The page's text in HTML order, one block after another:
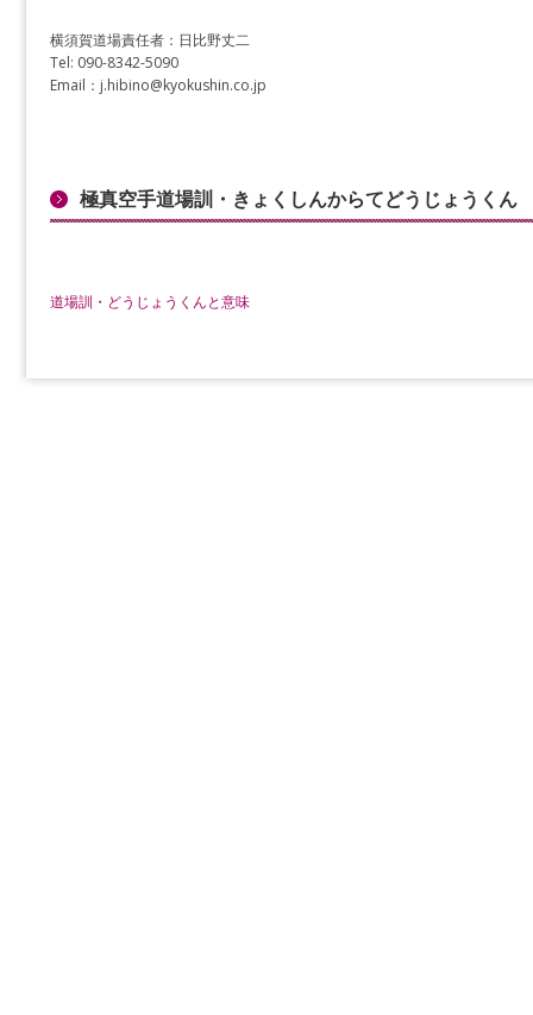
横須賀道場責任者：日比野丈二
Tel: 090-8342-5090
Email：j.hibino@kyokushin.co.jp
極真空手道場訓・きょくしんからてどうじょうくん
道場訓・どうじょうくんと意味